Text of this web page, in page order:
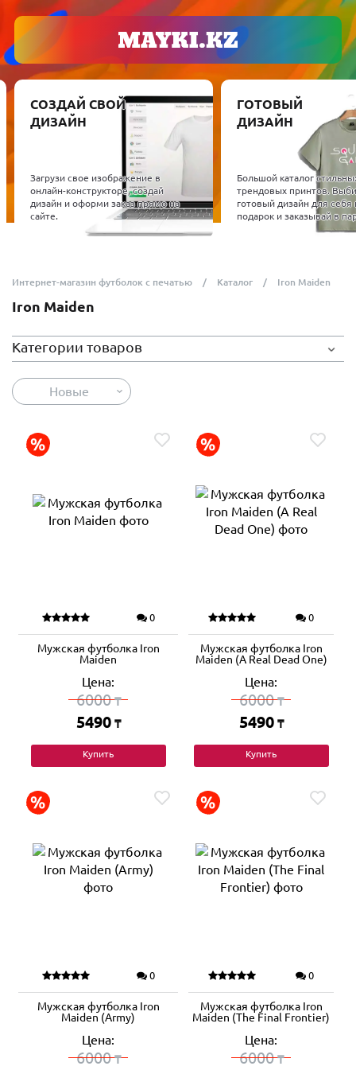
СОЗДАЙ СВОЙ
ДИЗАЙН
Загрузи свое изображение в
онлайн-конструкторе, создай
дизайн и оформи заказ прямо на
сайте.
ГОТОВЫЙ
ДИЗАЙН
Большой каталог
трендовых принтов.
готовый дизайн для себя
подарок и заказывай в
Интернет-магазин футболок с печатью Каталог Iron Maiden
Iron Maiden
Категории товаров
Новые
0
Мужская футболка Iron
Maiden
Цена:
6000₸
5490 ₸
Купить
0
Мужская футболка Iron
Maiden (A Real Dead One)
Цена:
6000₸
5490 ₸
Купить
0
Мужская футболка Iron
Maiden (Army)
Цена:
6000₸
0
Мужская футболка Iron
Maiden (The Final Frontier)
Цена:
6000₸